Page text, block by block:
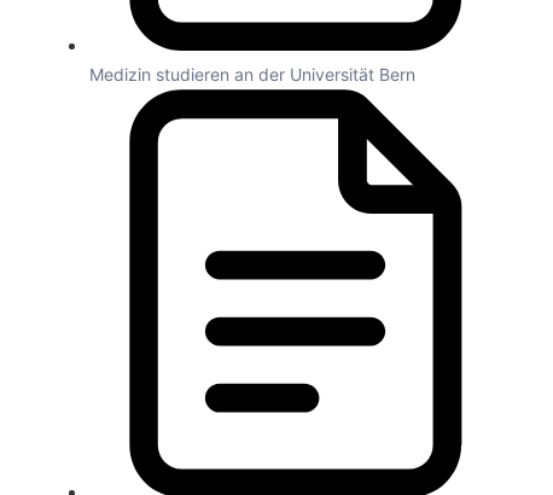
Medizin studieren an der Universität Bern